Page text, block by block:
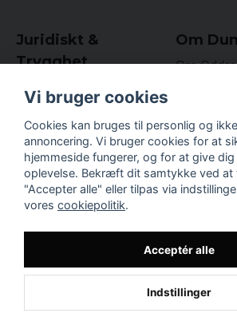
Juridiskt &
Trygghet
Købs- og leveringsvilkår
Integritetspolicy (GDPR)
Om cookies
Om
Om
Nyhedsbrev
Kundklubb.
Företagsuppgifter
Odd Sailor AB
Hamnplan 8, 29495
Sölvesborg
Vi bruger cookies
Cookies kan bruges til personlig og
annoncering. Vi bruger cookies for at
hjemmeside fungerer, og for at give
oplevelse. Bekræft dit samtykke ved at
"Accepter alle" eller tilpas via
vores cookiepolitik.
Acceptér alle
Indstillinger